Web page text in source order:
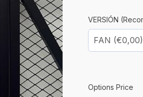
VERSIÓN
Options Price